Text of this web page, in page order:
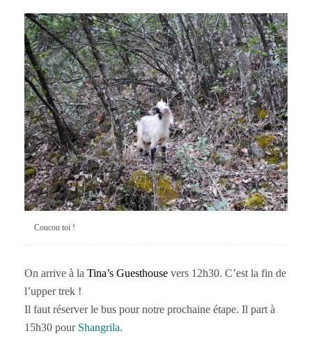
Coucou toi !
On arrive à la Tina’s Guesthouse vers 12h30. C’est la fin de
l’upper trek !
Il faut réserver le bus pour notre prochaine étape. Il part à
15h30 pour Shangrila.